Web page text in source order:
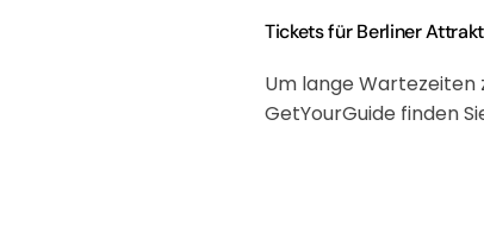
Tickets für Berliner
Um lange Wartezeiten
GetYourGuide finden